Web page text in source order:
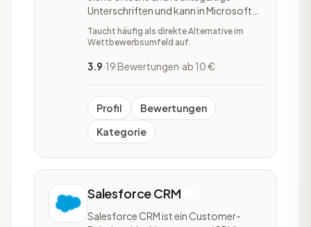
Unterschriften und kann in Microsoft
Programme und andere Anwendungen
integriert werden. So können
vorherigen Download oder Log-in
Endgeräten aus unterzeichnen, PDF-
Dateien
Taucht häufig als direkte Alternative im
Wettbewerbsumfeld auf.
3.9·19 Bewertungen·ab 10 €
Profil
Bewertungen
Kategorie
Salesforce CRM
Salesforce CRM ist ein Customer-